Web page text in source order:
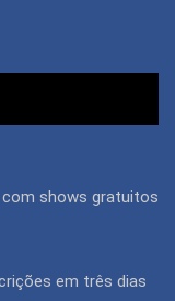
shows gratuitos
em três dias